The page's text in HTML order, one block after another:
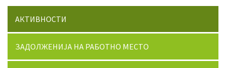
АКТИВНОСТИ
ЗАДОЛЖЕНИЈА НА РАБОТНО МЕСТО